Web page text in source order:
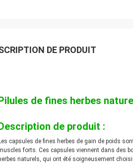
DE PRODUIT
de fines herbes
de produit :
capsules de fines herbes de gain de poids
forts. Ces capsules viennent dans des
naturels, qui ont été soigneusement